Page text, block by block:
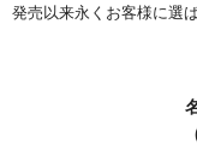
発売以来永くお客様に選